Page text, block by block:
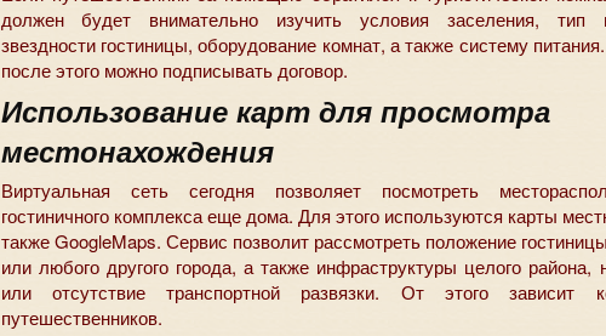
должен будет внимательно изучить условия заселения, тип
звездности гостиницы, оборудование комнат, а также систему
после этого можно подписывать договор.
Использование карт для просмотра
местонахождения
Виртуальная сеть сегодня позволяет посмотреть
гостиничного комплекса еще дома. Для этого используются карты
также GoogleMaps. Сервис позволит рассмотреть положение
или любого другого города, а также инфраструктуры целого района,
или отсутствие транспортной развязки. От этого зависит
путешественников.